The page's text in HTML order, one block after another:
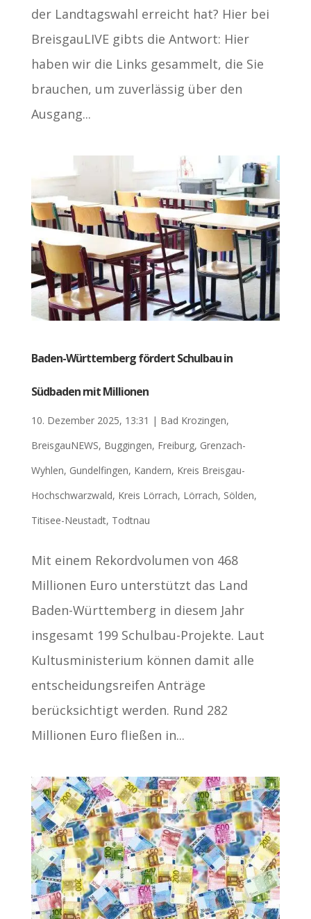
der Landtagswahl erreicht hat? Hier bei
BreisgauLIVE gibts die Antwort: Hier
haben wir die Links gesammelt, die Sie
brauchen, um zuverlässig über den
Ausgang...
Baden-Württemberg fördert Schulbau in
Südbaden mit Millionen
10. Dezember 2025, 13:31 | Bad Krozingen,
BreisgauNEWS, Buggingen, Freiburg, Grenzach-
Wyhlen, Gundelfingen, Kandern, Kreis Breisgau-
Hochschwarzwald, Kreis Lörrach, Lörrach, Sölden,
Titisee-Neustadt, Todtnau
Mit einem Rekordvolumen von 468
Millionen Euro unterstützt das Land
Baden-Württemberg in diesem Jahr
insgesamt 199 Schulbau-Projekte. Laut
Kultusministerium können damit alle
entscheidungsreifen Anträge
berücksichtigt werden. Rund 282
Millionen Euro fließen in...